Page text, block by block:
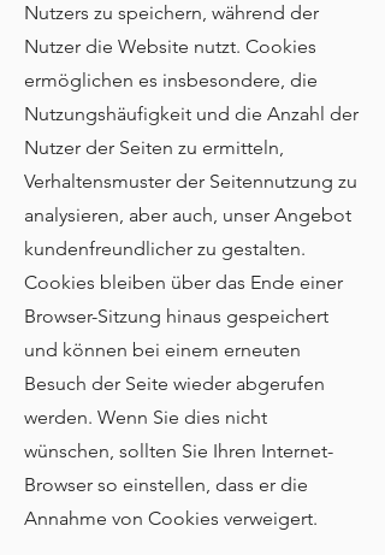
Nutzers zu speichern, während der
Nutzer die Website nutzt. Cookies
ermöglichen es insbesondere, die
Nutzungshäufigkeit und die Anzahl der
Nutzer der Seiten zu ermitteln,
Verhaltensmuster der Seitennutzung zu
analysieren, aber auch, unser Angebot
kundenfreundlicher zu gestalten.
Cookies bleiben über das Ende einer
Browser-Sitzung hinaus gespeichert
und können bei einem erneuten
Besuch der Seite wieder abgerufen
werden. Wenn Sie dies nicht
wünschen, sollten Sie Ihren Internet-
Browser so einstellen, dass er die
Annahme von Cookies verweigert.